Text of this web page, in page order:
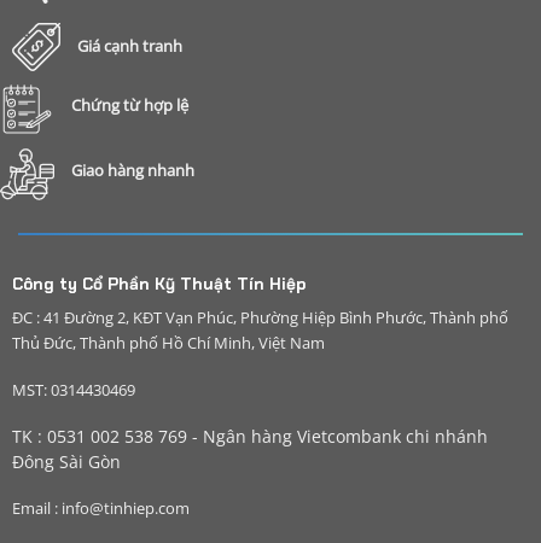
Giá cạnh tranh
Chứng từ hợp lệ
Giao hàng nhanh
Công ty Cổ Phần Kỹ Thuật Tín Hiệp
ĐC : 41 Đường 2, KĐT Vạn Phúc, Phường Hiệp Bình Phước, Thành phố
Thủ Đức, Thành phố Hồ Chí Minh, Việt Nam
MST: 0314430469
TK : 0531 002 538 769 - Ngân hàng Vietcombank chi nhánh
Đông Sài Gòn
Email : info@tinhiep.com